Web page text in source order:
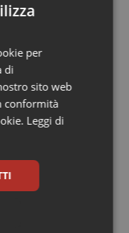
Ulcerosa
neurodegenerative
resistente:
innovative
2026: nuovi
guidare team
per
di
sito web
conformità
Leggi di